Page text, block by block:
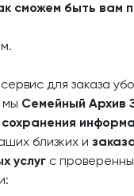
сможем быть вам
для заказа
мы Семейный Архив
сохранения
близких и
услуг с